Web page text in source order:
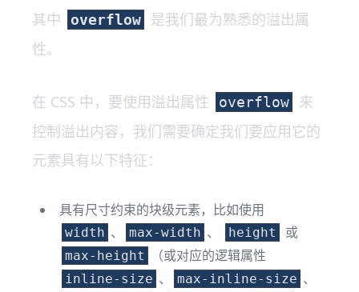
其中 overflow
是我们最为熟悉的溢出属
性。
在 CSS 中，要使用溢出属性 overflow
来
控制溢出内容，我们需要确定我们要应用它的
元素具有以下特征：
具有尺寸约束的块级元素，比如使用
width 、 max-width 、 height 或
max-height （或对应的逻辑属性
inline-size 、 max-inline-size 、